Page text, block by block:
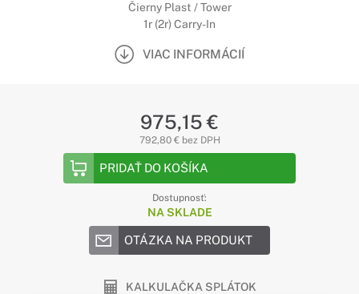
Čierny Plast / Tower
1r (2r) Carry-In
VIAC INFORMÁCIÍ
975,15 €
792,80 € bez DPH
PRIDAŤ DO KOŠÍKA
Dostupnosť:
NA SKLADE
OTÁZKA NA PRODUKT
KALKULAČKA SPLÁTOK